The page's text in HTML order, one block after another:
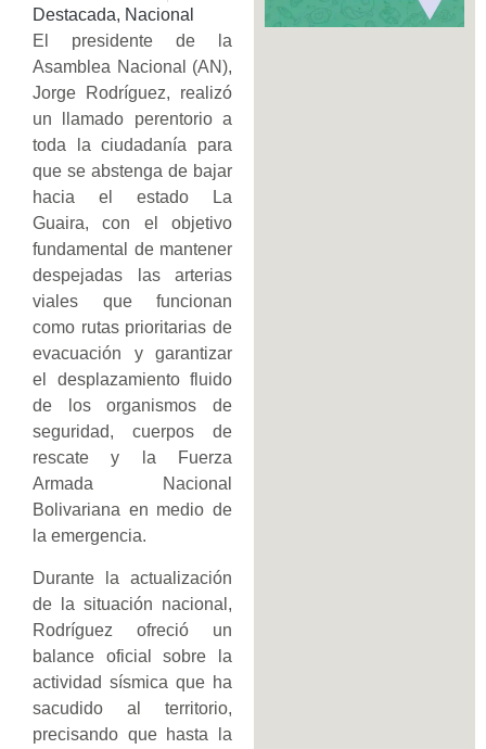
Destacada, Nacional
​El presidente de la
Asamblea Nacional (AN),
Jorge Rodríguez, realizó
un llamado perentorio a
toda la ciudadanía para
que se abstenga de bajar
hacia el estado La
Guaira, con el objetivo
fundamental de mantener
despejadas las arterias
viales que funcionan
como rutas prioritarias de
evacuación y garantizar
el desplazamiento fluido
de los organismos de
seguridad, cuerpos de
rescate y la Fuerza
Armada Nacional
Bolivariana en medio de
la emergencia.
Durante la actualización
de la situación nacional,
Rodríguez ofreció un
balance oficial sobre la
actividad sísmica que ha
sacudido al territorio,
precisando que hasta la